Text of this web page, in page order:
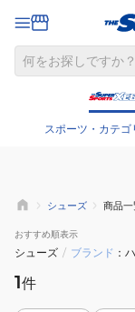
スポーツ・カテゴ
シューズ 商品
おすすめ順表示
シューズ / ブランド
1件